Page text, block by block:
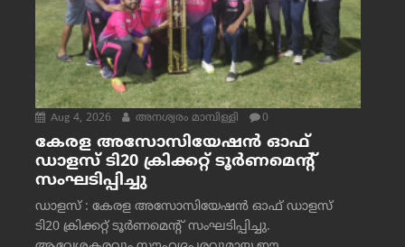
Aug 4, 2026 അനശ്വരം മാമ്പിള്ളി 0
കേരള അസോസിയേഷൻ ഓഫ്
ഡാളസ് ടി20 ക്രിക്കറ്റ് ടൂർണമെന്റ്
സംഘടിപ്പിച്ചു
ഡാളസ് : കേരള അസോസിയേഷൻ ഓഫ് ഡാളസ്
ടി20 ക്രിക്കറ്റ് ടൂർണമെന്റ് സംഘടിപ്പിച്ചു.